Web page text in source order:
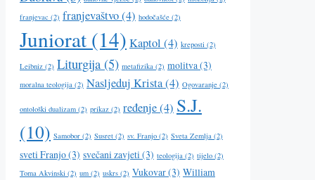
franjevac (2) franjevaštvo(4) hodočašće (2)
Juniorat (14) Kaptol (4) kreposti (2)
Leibniz (2) Liturgija (5) metafizika (2) molitva(3)
moralna teologija (2) Nasljeduj Krista(4) Ogovaranje (2)
ontološki dualizam (2) prikaz (2) ređenje(4) S.J.
(10) Samobor (2) Susret (2) sv. Franjo (2) Sveta Zemlja (2)
sveti Franjo(3) svečani zavjeti(3) teologija (2) tijelo (2)
Toma Akvinski (2) um (2) uskrs (2) Vukovar(3) William